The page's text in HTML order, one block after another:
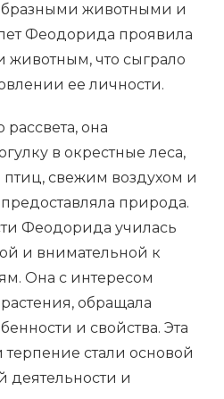
животными и
Феодорида проявила
что сыграло
ее личности.
она
в окрестные леса,
свежим воздухом и
природа.
Феодорида училась
и внимательной к
Она с интересом
обращала
и свойства. Эта
терпение стали основой
деятельности и